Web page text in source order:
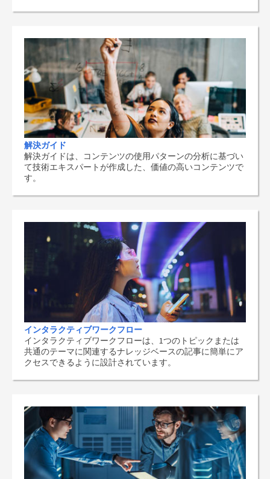
解決ガイド
解決ガイドは、コンテンツの使用パターンの分析に基づい
て技術エキスパートが作成した、価値の高いコンテンツで
す。
インタラクティブワークフロー
インタラクティブワークフローは、1つのトピックまたは
共通のテーマに関連するナレッジベースの記事に簡単にア
クセスできるように設計されています。